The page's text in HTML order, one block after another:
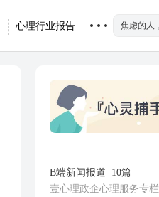
心理行业报告
B端新闻报道
10篇
壹心理政企心理服务专栏